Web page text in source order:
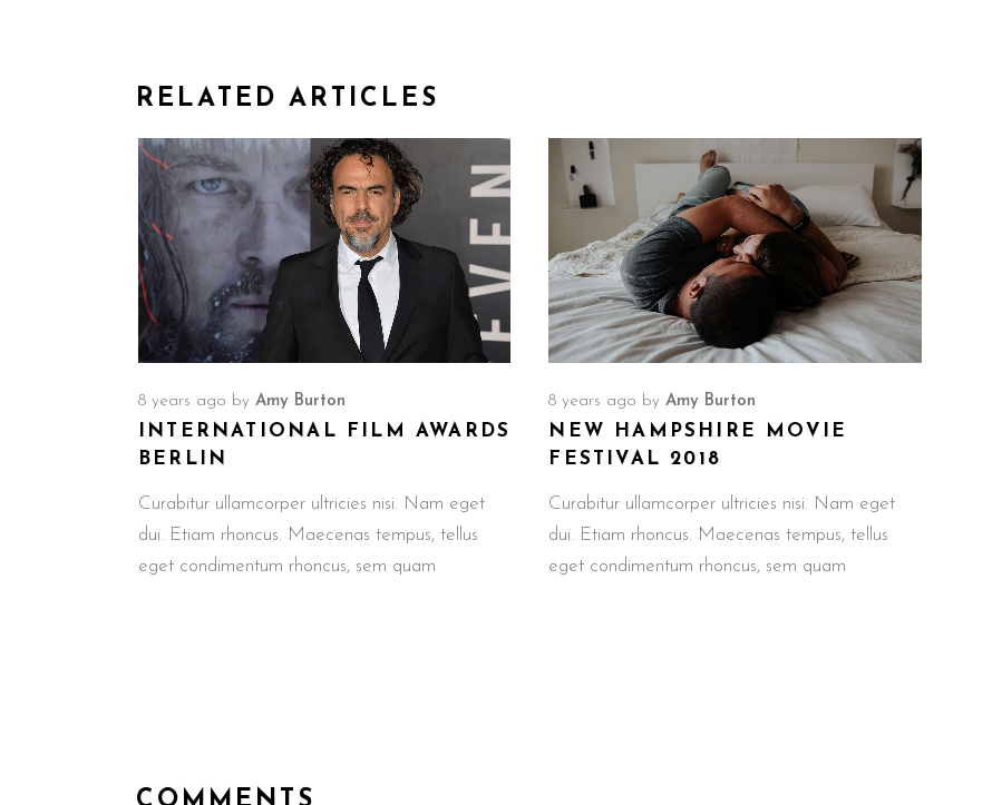
RELATED ARTICLES
8 years ago by Amy Burton
INTERNATIONAL FILM AWARDS
BERLIN
Curabitur ullamcorper ultricies nisi. Nam eget
dui. Etiam rhoncus. Maecenas tempus, tellus
eget condimentum rhoncus, sem quam
8 years ago byAmy Burton
NEW HAMPSHIRE MOVIE
FESTIVAL 2018
Curabitur ullamcorper ultricies nisi. Nam eget
dui. Etiam rhoncus. Maecenas tempus, tellus
eget condimentum rhoncus, sem quam